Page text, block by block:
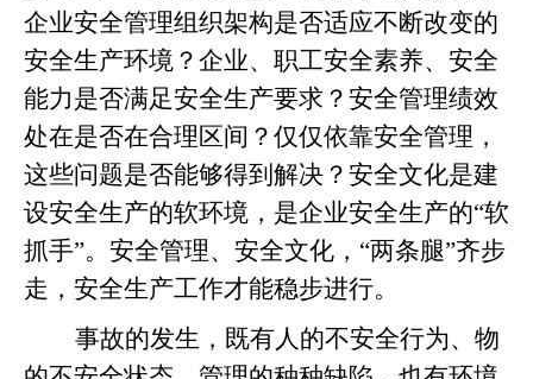
企业安全管理组织架构是否适应不断改变的
安全生产环境？企业、职工安全素养、安全
能力是否满足安全生产要求？安全管理绩效
处在是否在合理区间？仅仅依靠安全管理，
这些问题是否能够得到解决？安全文化是建
设安全生产的软环境，是企业安全生产的“软
抓手”。安全管理、安全文化，“两条腿”齐步
走，安全生产工作才能稳步进行。
事故的发生，既有人的不安全行为、物